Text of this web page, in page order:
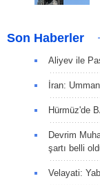
Son Haberler
Aliyev ile
İran:
Hürmüz'de
Devrim
şartı belli
Velayati: